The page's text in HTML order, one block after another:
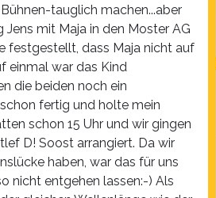
tauglich machen...aber
mit Maja in den Moster AG
festgestellt, dass Maja nicht auf
einmal war das Kind
die beiden noch ein
fertig und holte mein
schon 15 Uhr und wir gingen
D! Soost arrangiert. Da wir
haben, war das für uns
nicht entgehen lassen:-) Als